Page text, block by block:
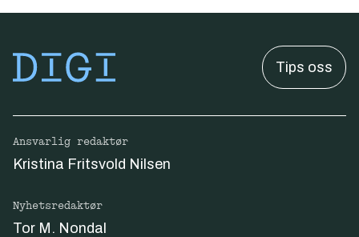
Tips oss
Ansvarlig redaktør
Kristina Fritsvold Nilsen
Nyhetsredaktør
Tor M. Nondal